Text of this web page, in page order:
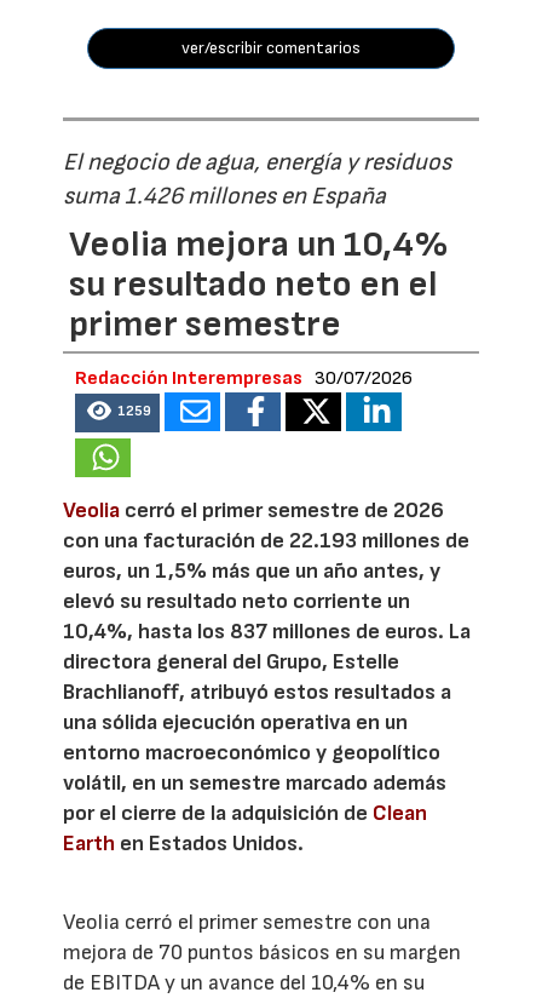
ver/escribir comentarios
El negocio de agua, energía y residuos
suma 1.426 millones en España
Veolia mejora un 10,4%
su resultado neto en el
primer semestre
Redacción Interempresas 30/07/2026
1259
Veolia cerró el primer semestre de 2026
con una facturación de 22.193 millones de
euros, un 1,5% más que un año antes, y
elevó su resultado neto corriente un
10,4%, hasta los 837 millones de euros. La
directora general del Grupo, Estelle
Brachlianoff, atribuyó estos resultados a
una sólida ejecución operativa en un
entorno macroeconómico y geopolítico
volátil, en un semestre marcado además
por el cierre de la adquisición de Clean
Earth en Estados Unidos.
Veolia cerró el primer semestre con una
mejora de 70 puntos básicos en su margen
de EBITDA y un avance del 10,4% en su